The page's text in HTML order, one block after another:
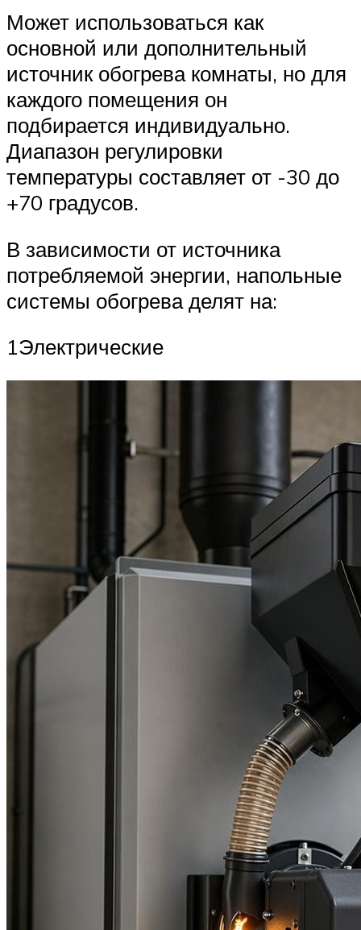
Может использоваться как
основной или дополнительный
источник обогрева комнаты, но для
каждого помещения он
подбирается индивидуально.
Диапазон регулировки
температуры составляет от -30 до
+70 градусов.
В зависимости от источника
потребляемой энергии, напольные
системы обогрева делят на:
1Электрические